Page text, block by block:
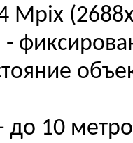
Mpix
-
до 10